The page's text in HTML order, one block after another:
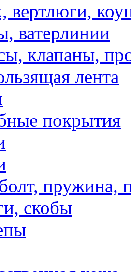
вертлюги,
ватерлинии
клапаны,
лента
покрытия
пружина,
скобы